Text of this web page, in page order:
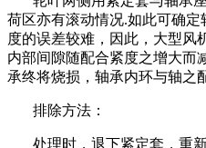
荷区亦有滚动情况.如此可确定
度的误差较难，因此，大型风
内部间隙随配合紧度之增大而
承终将烧损，轴承内环与轴之
排除方法：
处理时，退下紧定套，重